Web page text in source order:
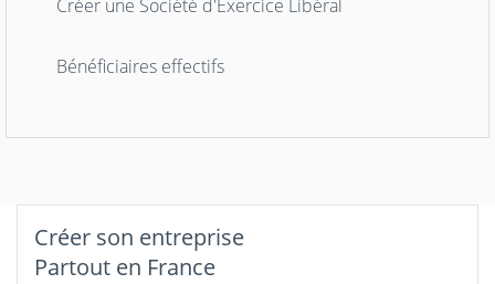
Créer une Société d'Exercice Libéral
Bénéficiaires effectifs
Créer son entreprise
Partout en France